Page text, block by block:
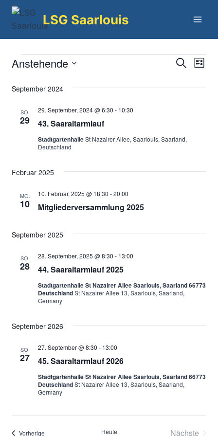
Zum
LSG Saarlouis
Veranstaltungen
Suche
SucheListe
Anstehende
wählen.
September 2024
SO.
29 43. Saaraltarmlauf
29. September, 2024 @ 6:30 - 10:30
StadtgartenhalleSt Nazairer Allee, Saarlouis, Saarland,
Deutschland
Februar 2025
MO.
10 Mitgliederversammlung 2025
10. Februar, 2025 @ 18:30 -20:00
September 2025
SO.
28 44. Saaraltarmlauf 2025
28. September, 2025 @ 8:30 - 13:00
Stadtgartenhalle St Nazairer Allee Saarlouis, Saarland 66773
DeutschlandSt Nazairer Allee 13, Saarlouis, Saarland,
Germany
September 2026
SO.
27 45. Saaraltarmlauf 2026
27. September @ 8:30 - 13:00
Stadtgartenhalle St Nazairer Allee Saarlouis, Saarland 66773
DeutschlandSt Nazairer Allee 13, Saarlouis, Saarland,
Germany
Vorherige Heute Nächste